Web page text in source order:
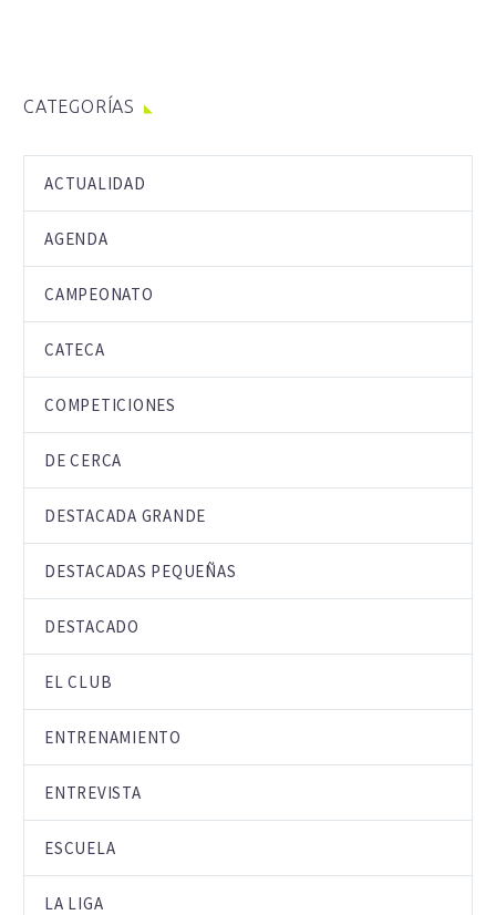
CATEGORÍAS
ACTUALIDAD
AGENDA
CAMPEONATO
CATECA
COMPETICIONES
DE CERCA
DESTACADA GRANDE
DESTACADAS PEQUEÑAS
DESTACADO
EL CLUB
ENTRENAMIENTO
ENTREVISTA
ESCUELA
LA LIGA